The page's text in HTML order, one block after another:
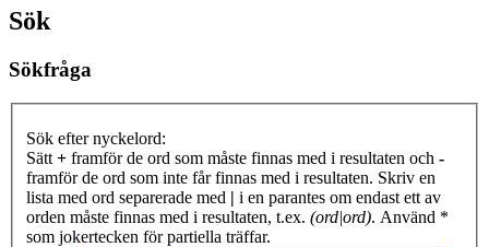
Sök
Sökfråga
Sök efter nyckelord:
Sätt + framför de ord som måste finnas med i resultaten och -
framför de ord som inte får finnas med i resultaten. Skriv en
lista med ord separerade med | i en parantes om endast ett av
orden måste finnas med i resultaten, t.ex. (ord|ord). Använd *
som jokertecken för partiella träffar.